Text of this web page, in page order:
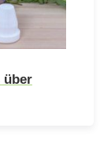
über